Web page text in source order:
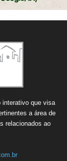
interativo que visa
a área de
relacionados ao